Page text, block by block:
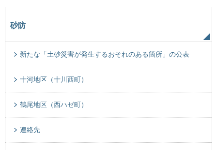
砂防
新たな「土砂災害が発生するおそれのある箇所」の公表
十河地区（十川西町）
鶴尾地区（西ハゼ町）
連絡先